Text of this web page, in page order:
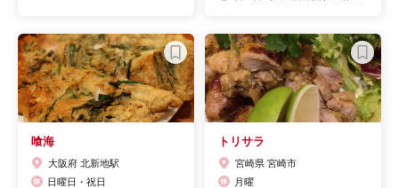
喰海
大阪府 北新地駅
日曜日・祝日
トリサラ
宮崎県 宮崎市
月曜